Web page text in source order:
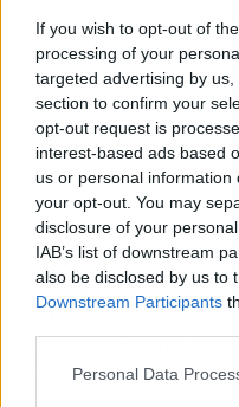
If you wish to opt-out of
processing of your
targeted advertising by
section to confirm your
opt-out request is
interest-based ads based
us or personal
your opt-out. You may
disclosure of your
IAB’s list of downstream
also be disclosed by us to
Downstream Participants
Personal Data
Así que aplica la
boquerones 48
cuando compres
atún, bonito o
consejos de
salud.
💡 El truco del
Tiempo total:0
horas de
(solo planificar).Un
prisa, el pescado de